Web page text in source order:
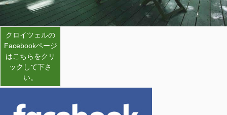
クロイツェルの
Facebookページ
はこちらをクリ
ックして下さ
い。